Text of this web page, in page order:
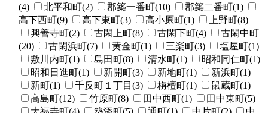
(4)
北平和町(2) 郡築一番町(10)
郡築二番町(1)
高下西町(9)
高下東町(3) 高小原町(1)
上野町(8)
興善寺町(2)
古閑上町(8) 古閑下町(4)
古閑中町
(20)
古閑浜町(7) 黄金町(1) 三楽町(3)
塩屋町(1)
敷川内町(1)
島田町(8) 清水町(1)
昭和同仁町(1)
昭和日進町(1)
新開町(3) 新地町(1)
新浜町(1)
新町(1)
千反町１丁目(3) 栴檀町(1)
鼠蔵町(1)
高島町(12)
竹原町(8) 田中西町(1)
田中東町(5)